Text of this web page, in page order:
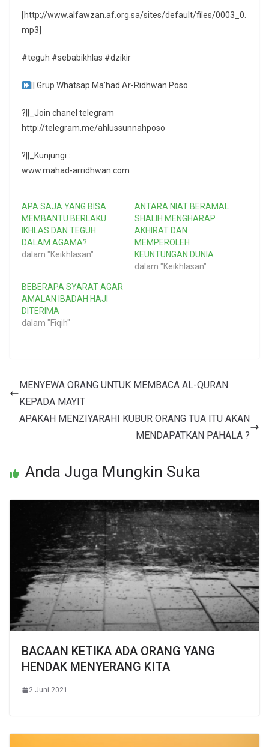
[http://www.alfawzan.af.org.sa/sites/default/files/0003_0.
mp3]
#teguh #sebabikhlas #dzikir
|| Grup Whatsap Ma’had Ar-Ridhwan Poso
?||_Join chanel telegram
http://telegram.me/ahlussunnahposo
?||_Kunjungi :
www.mahad-arridhwan.com
APA SAJA YANG BISA
MEMBANTU BERLAKU
IKHLAS DAN TEGUH
DALAM AGAMA?
dalam "Keikhlasan"
ANTARA NIAT BERAMAL
SHALIH MENGHARAP
AKHIRAT DAN
MEMPEROLEH
KEUNTUNGAN DUNIA
dalam "Keikhlasan"
BEBERAPA SYARAT AGAR
AMALAN IBADAH HAJI
DITERIMA
dalam "Fiqih"
MENYEWA ORANG UNTUK MEMBACA AL-QURAN
KEPADA MAYIT
APAKAH MENZIYARAHI KUBUR ORANG TUA ITU AKAN
MENDAPATKAN PAHALA ?
Anda Juga Mungkin Suka
BACAAN KETIKA ADA ORANG YANG
HENDAK MENYERANG KITA
2 Juni 2021